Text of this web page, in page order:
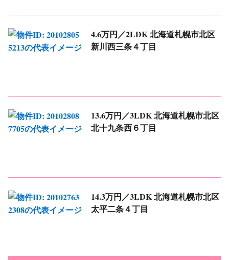
4.6万円／2LDK北海道札幌市北区
新川西三条４丁目
13.6万円／3LDK北海道札幌市北区
北十九条西６丁目
14.3万円／3LDK北海道札幌市北区
太平二条４丁目